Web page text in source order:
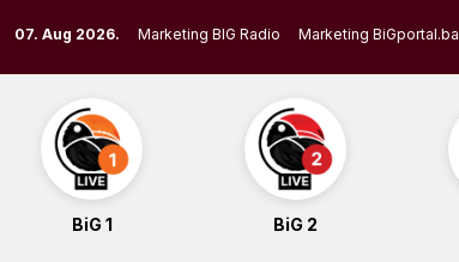
to
content
07. Aug 2026. Marketing BIG Radio Marketing BiGportal.ba
BiG 1 BiG 2